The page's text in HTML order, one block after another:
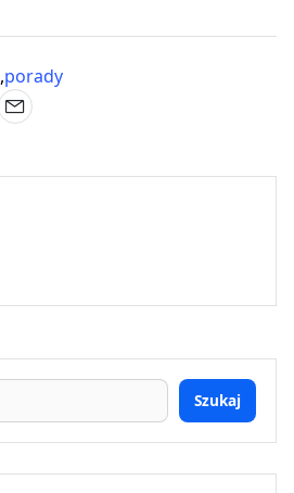
,porady
Szukaj